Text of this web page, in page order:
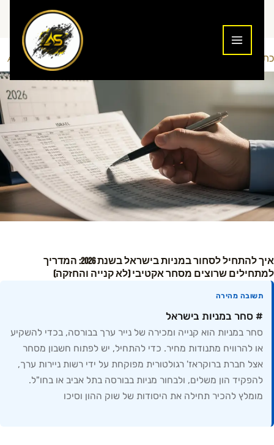
כתיבת תגובה Addiction To Success
איך להתחיל לסחור במניות בישראל בשנת 2026: המדריך
למתחילים שרוצים מסחר אקטיבי (לא קנייה והחזקה)
תשובה מהירה
# סחר במניות בישראל
סחר במניות הוא קנייה ומכירה של נייר ערך בבורסה, בכדי להשקיע
או להרוויח מתנודות מחיר. כדי להתחיל, יש לפתוח חשבון מסחר
אצל חברת ברוקראז' רגולטורית מפוקחת על ידי רשות ניירות ערך,
להפקיד הון משלים, ולבחור מניות בבורסה בתל אביב או בחו"ל.
מומלץ להכיר תחילה את היסודות של שוק ההון וסיכו